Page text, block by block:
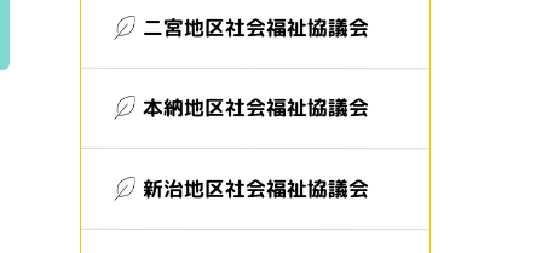
二宮地区社会福祉協議会
本納地区社会福祉協議会
新治地区社会福祉協議会